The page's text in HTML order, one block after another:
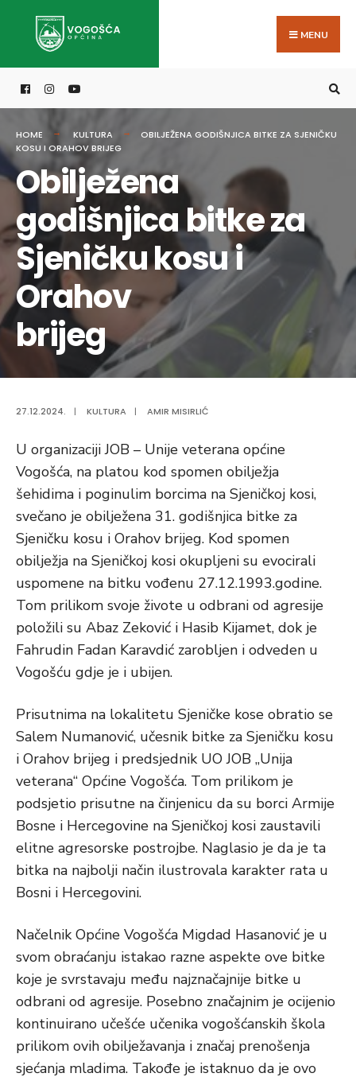
MENU
HOME KULTURA
OBILJEŽENA GODIŠNJICA BITKE ZA SJENIČKU
KOSU I ORAHOV BRIJEG
Obilježena
godišnjica bitke za
Sjeničku kosu i
Orahov
27.12.2024. | KULTURA | AMIR MISIRLIĆ
U organizaciji JOB – Unije veterana općine
Vogošća, na platou kod spomen obilježja
šehidima i poginulim borcima na Sjeničkoj kosi,
svečano je obilježena 31. godišnjica bitke za
Sjeničku kosu i Orahov brijeg. Kod spomen
obilježja na Sjeničkoj kosi okupljeni su evocirali
uspomene na bitku vođenu 27.12.1993.godine.
Tom prilikom svoje živote u odbrani od agresije
položili su Abaz Zeković i Hasib Kijamet, dok je
Fahrudin Fadan Karavdić zarobljen i odveden u
Vogošću gdje je i ubijen.
Prisutnima na lokalitetu Sjeničke kose obratio se
Salem Numanović, učesnik bitke za Sjeničku kosu
i Orahov brijeg i predsjednik UO JOB „Unija
veterana“ Općine Vogošća. Tom prilikom je
podsjetio prisutne na činjenicu da su borci Armije
Bosne i Hercegovine na Sjeničkoj kosi zaustavili
elitne agresorske postrojbe. Naglasio je da je ta
bitka na najbolji način ilustrovala karakter rata u
Bosni i Hercegovini.
Načelnik Općine Vogošća Migdad Hasanović je u
svom obraćanju istakao razne aspekte ove bitke
koje je svrstavaju među najznačajnije bitke u
odbrani od agresije. Posebno značajnim je ocijenio
kontinuirano učešće učenika vogošćanskih škola
prilikom ovih obilježavanja i značaj prenošenja
sjećanja mladima. Takođe je istaknuo da je ovo
for: